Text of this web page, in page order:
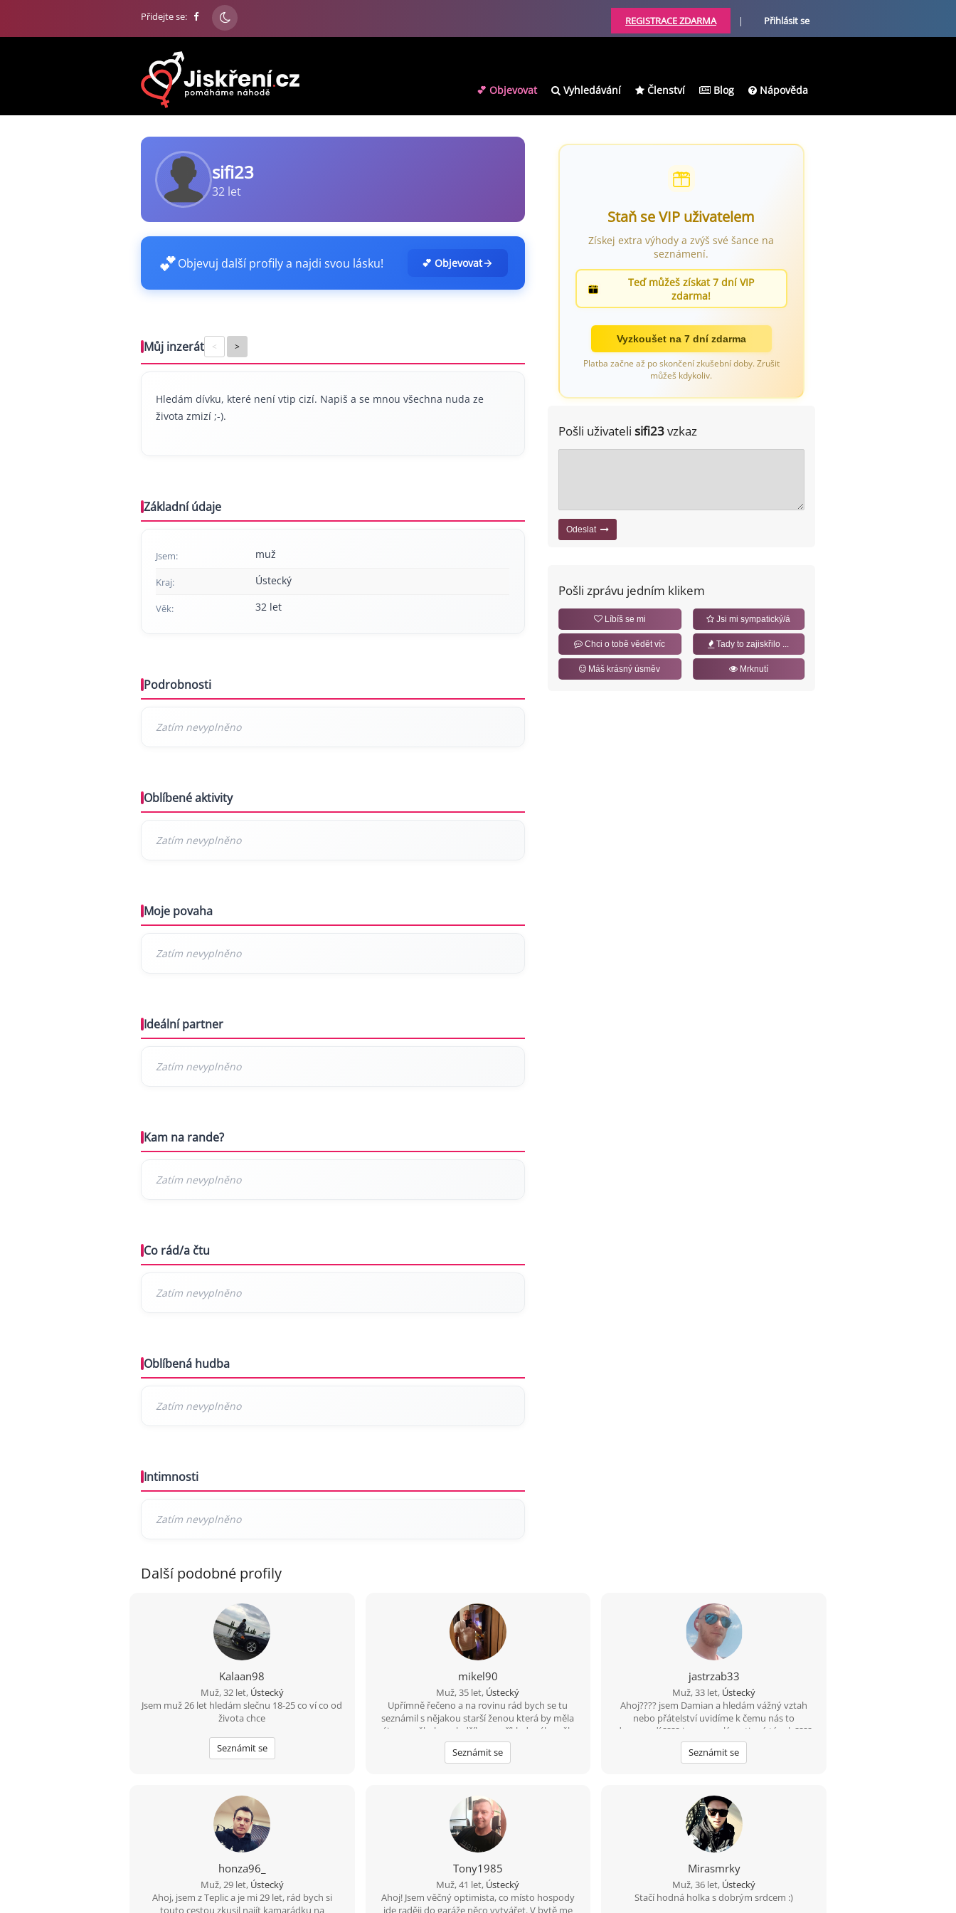
Přidejte se: REGISTRACE ZDARMA | Přihlásit se
💕 Objevovat Vyhledávání Členství Blog Nápověda
sifi23
32 let
💕Objevuj další profily a najdi svou lásku! 💕 Objevovat
Můj inzerát < >
Hledám dívku, které není vtip cizí. Napiš a se mnou všechna nuda ze
života zmizí ;-).
Základní údaje
Jsem: muž
Kraj: Ústecký
Věk: 32 let
Podrobnosti
Oblíbené aktivity
Moje povaha
Ideální partner
Kam na rande?
Co rád/a čtu
Oblíbená hudba
Intimnosti
Staň se VIP uživatelem
Získej extra výhody a zvýš své šance na
seznámení.
Teď můžeš získat 7 dní VIP
zdarma!
Vyzkoušet na 7 dní zdarma
Platba začne až po skončení zkušební doby. Zrušit
můžeš kdykoliv.
Pošli uživateli sifi23vzkaz
Odeslat
Pošli zprávu jedním klikem
Líbíš se mi Jsi mi sympatický/á
Chci o tobě vědět víc Tady to zajiskřilo ...
Máš krásný úsměv Mrknutí
Další podobné profily
Kalaan98
Muž, 32 let, Ústecký
Jsem muž 26 let hledám slečnu 18-25 co ví co od
života chce
Seznámit se
mikel90
Muž, 35 let, Ústecký
Upřímně řečeno a na rovinu rád bych se tu
seznámil s nějakou starší ženou která by měla
zájem o někoho mladšího například mého věku
a mám i rodinu děti tak by to nevadilo
Seznámit se
jastrzab33
Muž, 33 let, Ústecký
Ahoj???? jsem Damian a hledám vážný vztah
nebo přátelství uvidíme k čemu nás to
doprovodí ???? jsem veselý a vtipný týpek ????
občas s nutkou černého humoru ???? rád
poznám tuhle cestu nějakou zajímavou ženu
Seznámit se
honza96_
Muž, 29 let, Ústecký
Ahoj, jsem z Teplic a je mi 29 let, rád bych si
touto cestou zkusil najít kamarádku na
Tony1985
Muž, 41 let, Ústecký
Ahoj! Jsem věčný optimista, co místo hospody
jde raději do garáže něco vytvářet. V bytě me
Mirasmrky
Muž, 36 let, Ústecký
Stačí hodná holka s dobrým srdcem :)